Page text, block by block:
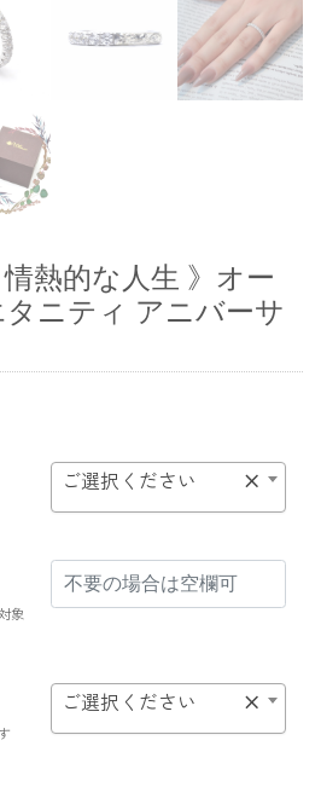
情熱的な人生 》オー
ニティ アニバーサ
×
ご選択ください
象
×
ご選択ください